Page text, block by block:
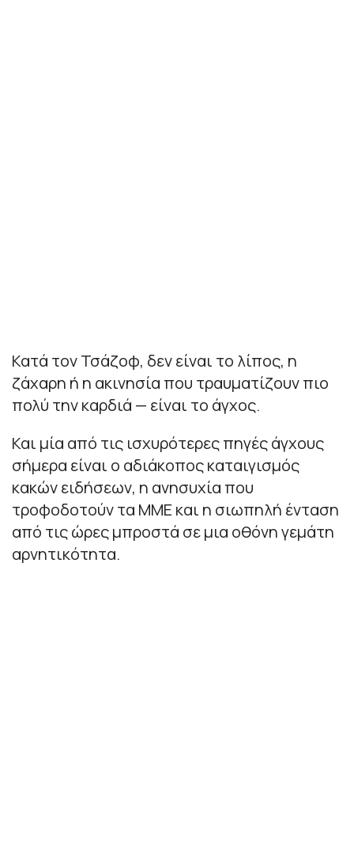
Κατά τον Τσάζοφ, δεν είναι το λίπος, η
ζάχαρη ή η ακινησία που τραυματίζουν πιο
πολύ την καρδιά — είναι το άγχος.
Και μία από τις ισχυρότερες πηγές άγχους
σήμερα είναι ο αδιάκοπος καταιγισμός
κακών ειδήσεων, η ανησυχία που
τροφοδοτούν τα ΜΜΕ και η σιωπηλή ένταση
από τις ώρες μπροστά σε μια οθόνη γεμάτη
αρνητικότητα.